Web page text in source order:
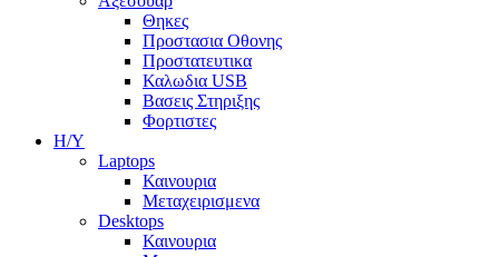
Θηκες
Προστασια Οθονης
Προστατευτικα
Καλωδια USB
Βασεις Στηριξης
Φορτιστες
Η/Υ
Laptops
Καινουρια
Μεταχειρισμενα
Desktops
Καινουρια